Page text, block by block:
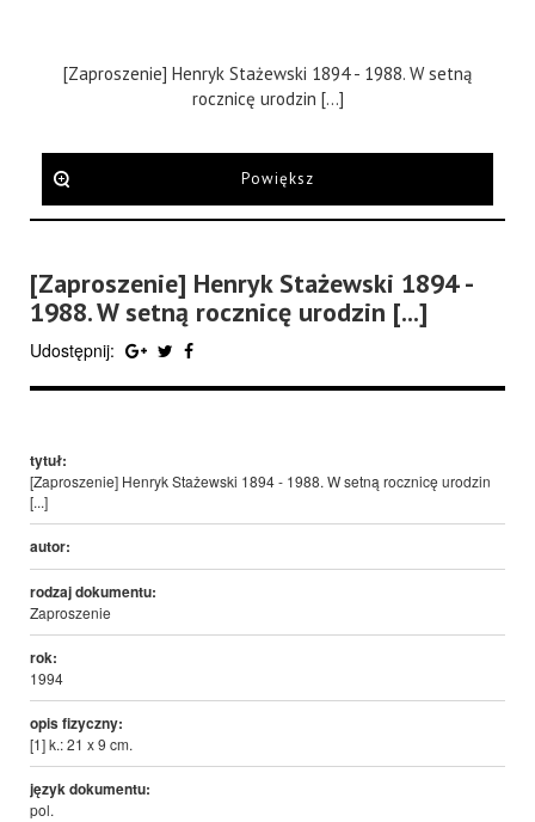
[Zaproszenie] Henryk Stażewski 1894 - 1988. W setną
rocznicę urodzin [...]
Powiększ
[Zaproszenie] Henryk Stażewski 1894 -
1988. W setną rocznicę urodzin [...]
Udostępnij:
tytuł:
[Zaproszenie] Henryk Stażewski 1894 - 1988. W setną rocznicę urodzin
[...]
autor:
rodzaj dokumentu:
Zaproszenie
rok:
1994
opis fizyczny:
[1] k.: 21 x 9 cm.
język dokumentu:
pol.